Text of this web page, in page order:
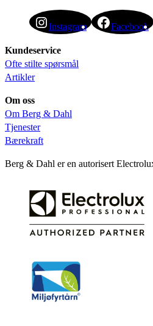
Instagram Facebook
Kundeservice
Ofte stilte spørsmål
Artikler
Om oss
Om Berg & Dahl
Tjenester
Bærekraft
Berg & Dahl er en autorisert